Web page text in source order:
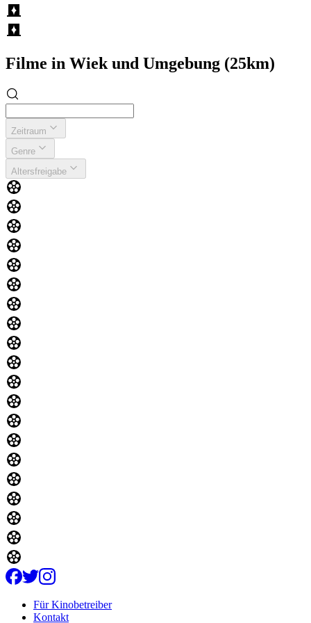
Filme in Wiek und Umgebung (25km)
Zeitraum
Genre
Altersfreigabe
Für Kinobetreiber
Kontakt